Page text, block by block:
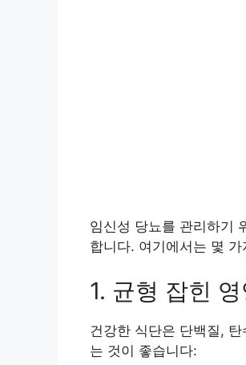
임신성 당뇨를 관리하기
합니다. 여기에서는 몇
1. 균형 잡힌
건강한 식단은 단백질,
는 것이 좋습니다: